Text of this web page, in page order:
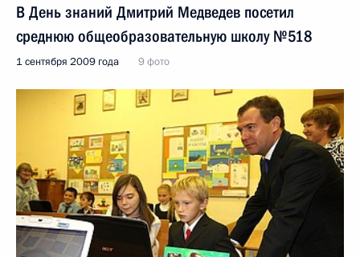
В День знаний Дмитрий Медведев посетил
среднюю общеобразовательную школу №518
1 сентября 2009 года 9 фото